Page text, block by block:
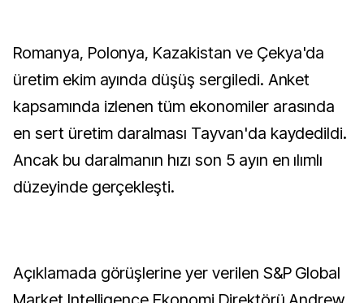
Romanya, Polonya, Kazakistan ve Çekya'da
üretim ekim ayında düşüş sergiledi. Anket
kapsamında izlenen tüm ekonomiler arasında
en sert üretim daralması Tayvan'da kaydedildi.
Ancak bu daralmanın hızı son 5 ayın en ılımlı
düzeyinde gerçekleşti.
Açıklamada görüşlerine yer verilen S&P Global